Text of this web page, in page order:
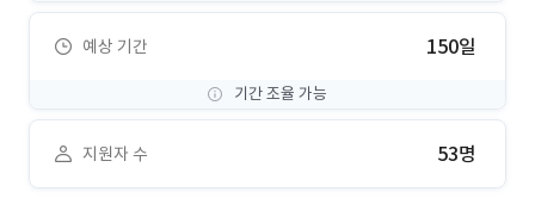
예상 기간 150일
기간 조율 가능
지원자 수 53명